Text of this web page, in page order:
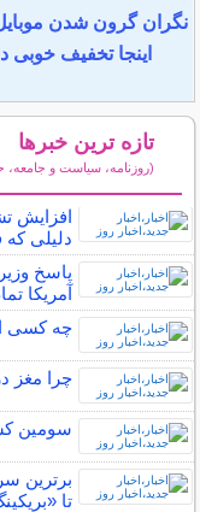
نگران گرون شدن
اینجا تخفیف خوبی
تازه ترین خبرها
(روزنامه، سیاست و جامعه،
دلیلی
پاسخ
آمریکا
چه کسی
چرا مغز
سومین
برترین
تا